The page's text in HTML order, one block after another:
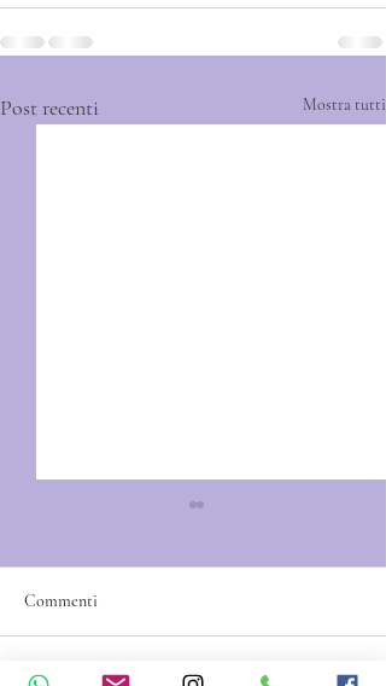
Post recenti Mostra tutti
Commenti